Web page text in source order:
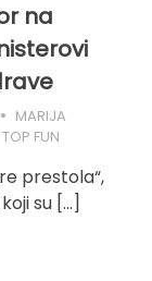
na
MARIJA
TOP FUN
prestola“,
su […]